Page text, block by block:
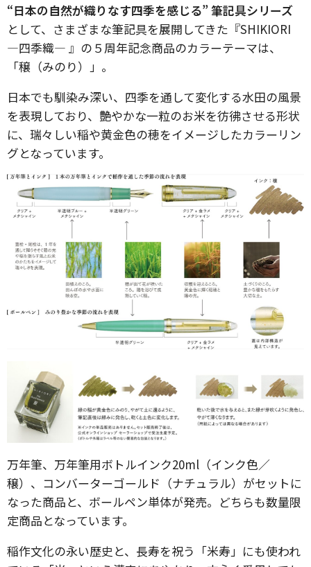
“日本の自然が織りなす四季を感じる” 筆記具シリーズ
として、さまざまな筆記具を展開してきた『SHIKIORI
―四季織― 』の５周年記念商品のカラーテーマは、
「穣（みのり）」。
日本でも馴染み深い、四季を通して変化する水田の風景
を表現しており、艶やかな一粒のお米を彷彿させる形状
に、瑞々しい稲や黄金色の穂をイメージしたカラーリン
グとなっています。
万年筆、万年筆用ボトルインク20ml（インク色／
穣）、コンバーターゴールド（ナチュラル）がセットに
なった商品と、ボールペン単体が発売。どちらも数量限
定商品となっています。
稲作文化の永い歴史と、長寿を祝う「米寿」にも使われ